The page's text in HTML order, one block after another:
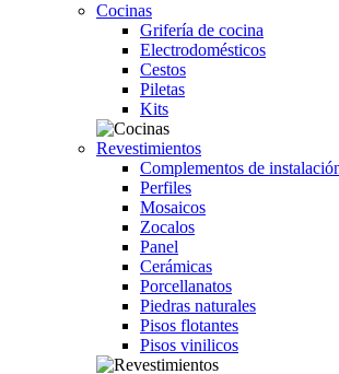
Cocinas
Grifería de cocina
Electrodomésticos
Cestos
Piletas
Kits
Revestimientos
Complementos de
Perfiles
Mosaicos
Zocalos
Panel
Cerámicas
Porcellanatos
Piedras naturales
Pisos flotantes
Pisos vinilicos